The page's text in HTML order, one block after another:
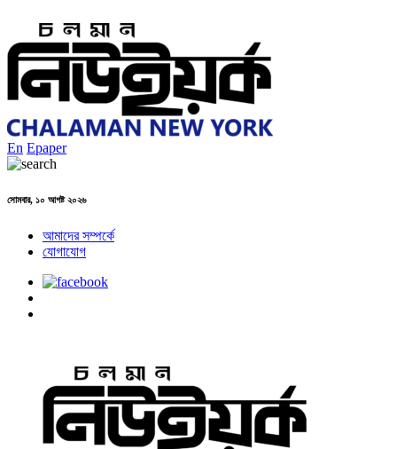
En Epaper
সোমবার, ১০ আগষ্ট ২০২৬
আমাদের সম্পর্কে
যোগাযোগ